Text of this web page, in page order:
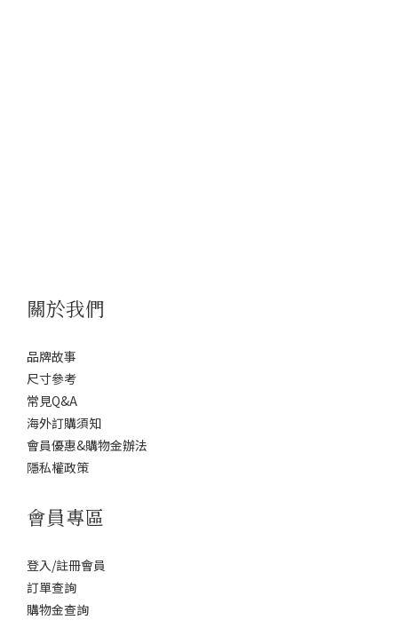
關於我們
品牌故事
尺寸參考
常見Q&A
海外訂購須知
會員優惠&購物金辦法
隱私權政策
會員專區
登入/註冊會員
訂單查詢
購物金查詢